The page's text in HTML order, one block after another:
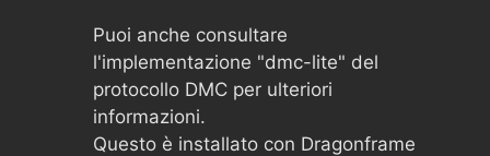
Puoi anche consultare
l'implementazione "dmc-lite" del
protocollo DMC per ulteriori
informazioni.
Questo è installato con Dragonframe